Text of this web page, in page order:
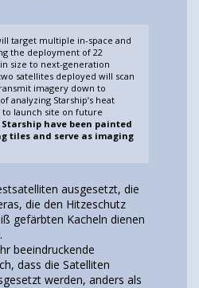
target multiple in-space and
the deployment of 22
size to next-generation
satellites deployed will scan
imagery down to
analyzing Starship’s heat
launch site on future
have been painted
tiles and serve as imaging
ausgesetzt, die
die den Hitzeschutz
gefärbten Kacheln dienen
beeindruckende
dass die Satelliten
werden, anders als